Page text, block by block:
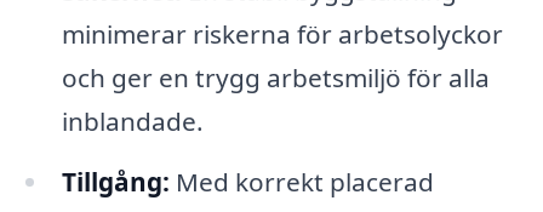
minimerar riskerna för arbetsolyckor
och ger en trygg arbetsmiljö för alla
inblandade.
Tillgång: Med korrekt placerad